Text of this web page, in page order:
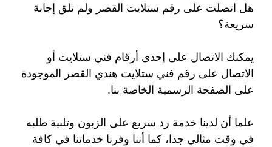
هل اتصلت على رقم ستلايت القصر ولم تلق إجابة
سريعة؟
يمكنك الاتصال على إحدى أرقام فني ستلايت أو
الاتصال على رقم فني ستلايت هندي القصر الموجودة
على الصفحة الرسمية الخاصة بنا.
علما أن لدينا خدمة رد سريع على الزبون وتلبية طلبه
في وقت مثالي جدا، كما أننا وفرنا خدماتنا في كافة